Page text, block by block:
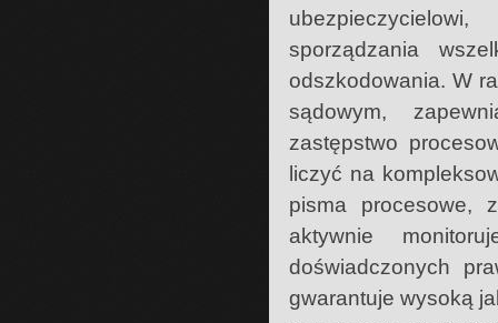
sporządzania
odszkodowania. W
sądowym,
zastępstwo
liczyć na
pisma procesowe,
aktywnie
doświadczonych
gwarantuje wysoką